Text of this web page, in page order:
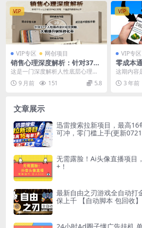
VIP
VIP专区 网创项目
销售心理深度解析：针对37个
人性弱点设计成交策略，大幅
提升销售转化率！
这是一门深度解析人性底层心理的
销售成交课程，系统拆解36个人性
核心密码，包括自私...
9 月前 151 5.8
VIP
VIP专区
零成本
来简单
00美元
这期内容
ogle然后
的方法，
3 年前
文章展示
迅雷搜索拉新项目，最高16
可冲，零门槛上手(更新
无需露脸！Ai头像直播项目
+！
最新自由之刃游戏全自动打
保上千 【自动脚本 包回收】